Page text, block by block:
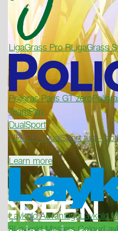
LigaGrass Pro RLigaGrass
Poligras Paris GT zero
TeamPlay
DualSport
FIH/FIFA DualSport turf -
Learn more
Laykold AdvantageLaykold
8Laykold Masters Colour